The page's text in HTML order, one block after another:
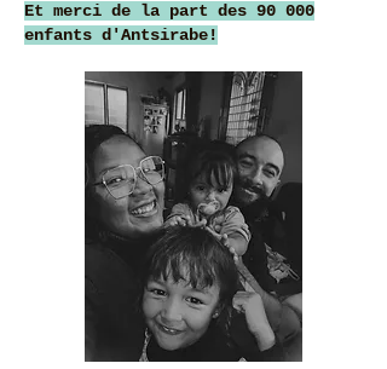
Et merci de la part des 90 000
enfants d'Antsirabe!